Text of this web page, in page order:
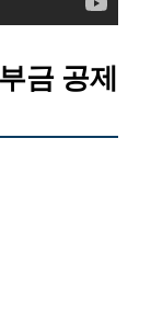
금 공제